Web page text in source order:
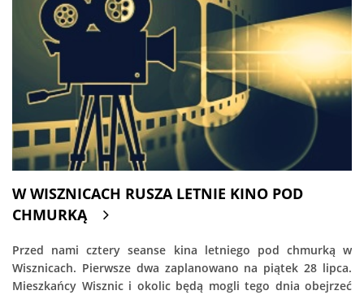
W WISZNICACH RUSZA LETNIE KINO POD
CHMURKĄ
Przed nami cztery seanse kina letniego pod chmurką w
Wisznicach. Pierwsze dwa zaplanowano na piątek 28 lipca.
Mieszkańcy Wisznic i okolic będą mogli tego dnia obejrzeć